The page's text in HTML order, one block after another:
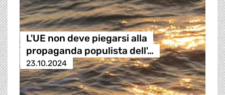
L'UE non deve piegarsi alla
propaganda populista dell'…
23.10.2024